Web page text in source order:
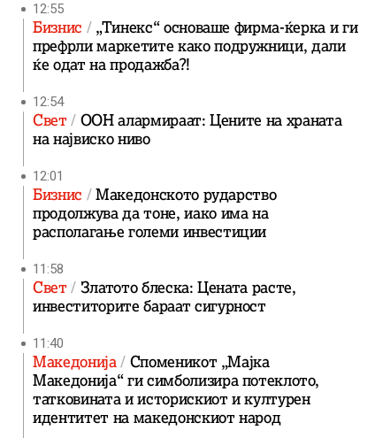
12:55
Бизнис
„Тинекс“ основаше фирма-ќерка и ги
префрли маркетите како подружници, дали
ќе одат на продажба?!
12:54
Свет ООН алармираат: Цените на храната
на највиско ниво
12:01
Бизнис
Македонското рударство
продолжува да тоне, иако има на
располагање големи инвестиции
11:58
Свет Златото блеска: Цената расте,
инвеститорите бараат сигурност
11:40
Македонија Споменикот „Мајка
Македонија“ ги симболизира потеклото,
татковината и историскиот и културен
идентитет на македонскиот народ